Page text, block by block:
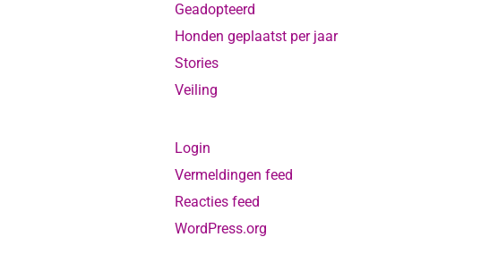
Geadopteerd
Honden geplaatst per jaar
Stories
Veiling
Login
Vermeldingen feed
Reacties feed
WordPress.org